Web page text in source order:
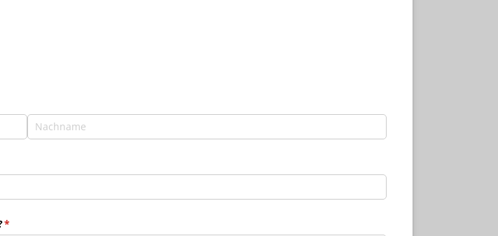
*
(erforderlich)